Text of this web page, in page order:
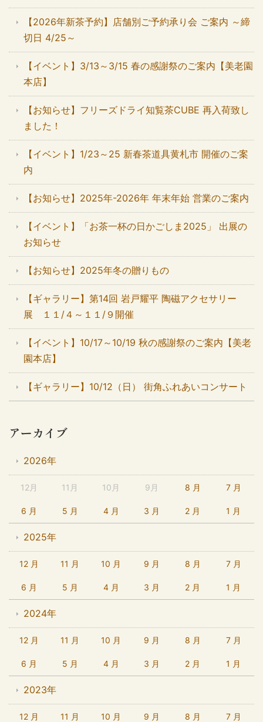
【2026年新茶予約】店舗別ご予約承り会 ご案内 ～締
切日 4/25～
【イベント】3/13～3/15 春の感謝祭のご案内【美老園
本店】
【お知らせ】フリーズドライ知覧茶CUBE 再入荷致し
ました！
【イベント】1/23～25 新春茶道具黄札市 開催のご案
内
【お知らせ】2025年-2026年 年末年始 営業のご案内
【イベント】「お茶一杯の日かごしま2025」 出展の
お知らせ
【お知らせ】2025年冬の贈りもの
【ギャラリー】第14回 岩戸耀平 陶磁アクセサリー
展 １１/４～１１/９開催
【イベント】10/17～10/19 秋の感謝祭のご案内【美老
園本店】
【ギャラリー】10/12（日） 街角ふれあいコンサート
アーカイブ
2026年
12月 11月 10月 9月 8 月 7 月
6 月 5 月 4 月 3 月 2 月 1 月
2025年
12 月 11 月 10 月 9 月 8 月 7 月
6 月 5 月 4 月 3 月 2 月 1 月
2024年
12 月 11 月 10 月 9 月 8 月 7 月
6 月 5 月 4 月 3 月 2 月 1 月
2023年
12 月 11 月 10 月 9 月 8 月 7 月